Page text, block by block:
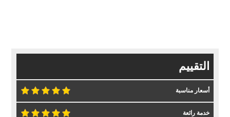
التقييم
أسعار مناسبة
خدمة رائعة